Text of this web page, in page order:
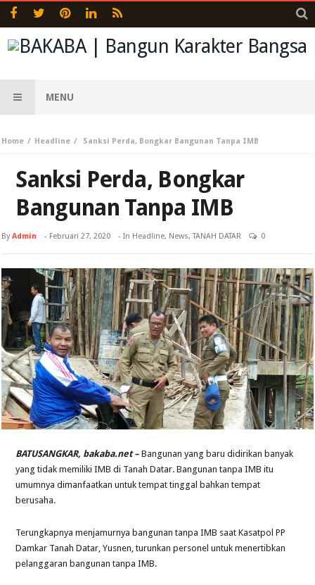
MENU
Home Headline Sanksi Perda, Bongkar Bangunan Tanpa IMB
Sanksi Perda, Bongkar
Bangunan Tanpa IMB
ByAdmin - Februari 27, 2020 - In Headline, News,TANAH DATAR 0
BATUSANGKAR, bakaba.net – Bangunan yang baru didirikan banyak
yang tidak memiliki IMB di Tanah Datar. Bangunan tanpa IMB itu
umumnya dimanfaatkan untuk tempat tinggal bahkan tempat
berusaha.
Terungkapnya menjamurnya bangunan tanpa IMB saat Kasatpol PP
Damkar Tanah Datar, Yusnen, turunkan personel untuk menertibkan
pelanggaran bangunan tanpa IMB.